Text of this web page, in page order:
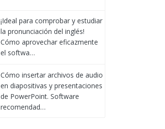
¡Ideal para comprobar y estudiar
la pronunciación del inglés!
Cómo aprovechar eficazmente
el softwa…
Cómo insertar archivos de audio
en diapositivas y presentaciones
de PowerPoint. Software
recomendad…